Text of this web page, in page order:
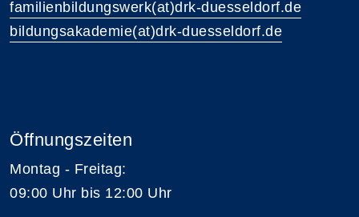
familienbildungswerk(at)drk-duesseldorf.de
bildungsakademie(at)drk-duesseldorf.de
Öffnungszeiten
Montag - Freitag:
09:00 Uhr bis 12:00 Uhr